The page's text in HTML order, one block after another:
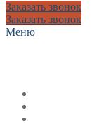
Заказать звонок
Заказать звонок
Меню